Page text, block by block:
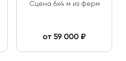
Сцена 6х4 м из ферм
от 59 000 ₽